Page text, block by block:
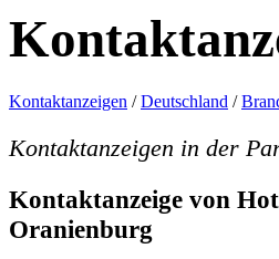
Kontaktanzeigen /Deutschland /
Kontaktanzeigen in der
Kontaktanzeige von
Oranienburg